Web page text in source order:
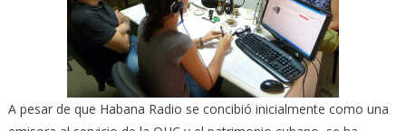
A pesar de que Habana Radio se concibió inicialmente como una